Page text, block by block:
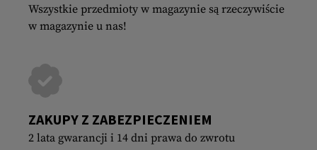
Wszystkie przedmioty w magazynie są rzeczywiście
w magazynie u nas!
ZAKUPY Z ZABEZPIECZENIEM
2 lata gwarancji i 14 dni prawa do zwrotu